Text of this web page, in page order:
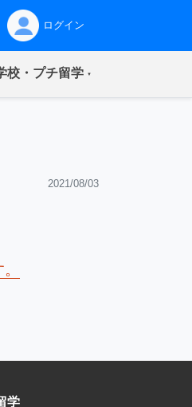
ログイン
校・プチ留学(current)
2021/08/03
学